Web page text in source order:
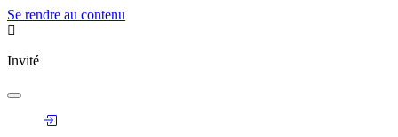
Se rendre au contenu
Invité